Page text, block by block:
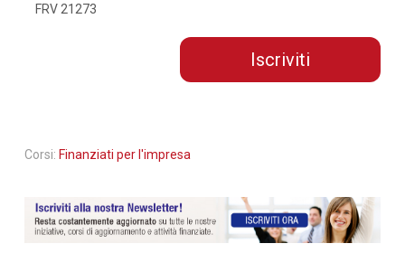
FRV 21273
Iscriviti
Corsi: Finanziati per l'impresa